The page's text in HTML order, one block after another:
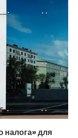
налога» для